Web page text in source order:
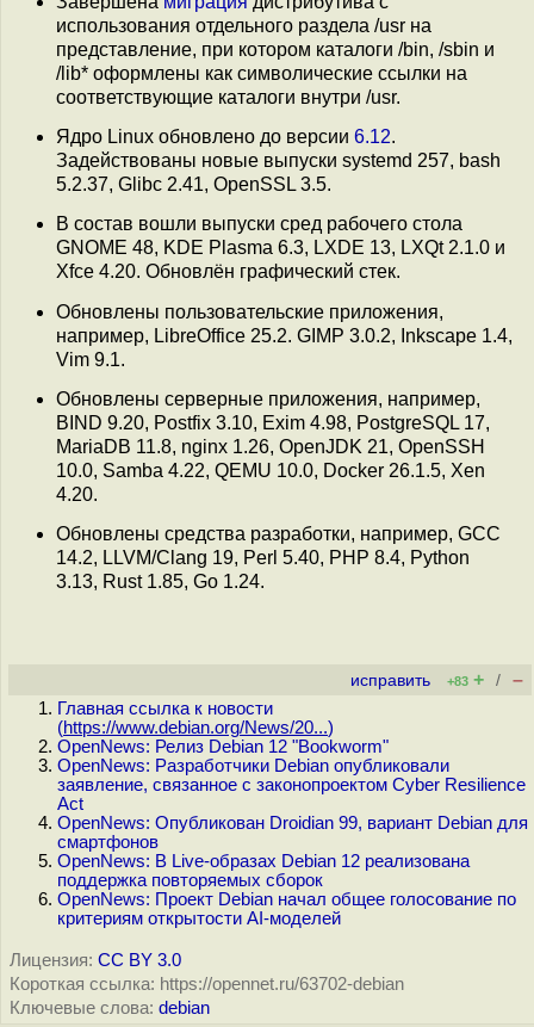
использования отдельного раздела /usr на
представление, при котором каталоги /bin, /sbin и
/lib* оформлены как символические ссылки на
соответствующие каталоги внутри /usr.
Ядро Linux обновлено до версии 6.12.
Задействованы новые выпуски systemd 257, bash
5.2.37, Glibc 2.41, OpenSSL 3.5.
В состав вошли выпуски сред рабочего стола
GNOME 48, KDE Plasma 6.3, LXDE 13, LXQt 2.1.0 и
Xfce 4.20. Обновлён графический стек.
Обновлены пользовательские приложения,
например, LibreOffice 25.2. GIMP 3.0.2, Inkscape 1.4,
Vim 9.1.
Обновлены серверные приложения, например,
BIND 9.20, Postfix 3.10, Exim 4.98, PostgreSQL 17,
MariaDB 11.8, nginx 1.26, OpenJDK 21, OpenSSH
10.0, Samba 4.22, QEMU 10.0, Docker 26.1.5, Xen
4.20.
Обновлены средства разработки, например, GCC
14.2, LLVM/Clang 19, Perl 5.40, PHP 8.4, Python
3.13, Rust 1.85, Go 1.24.
исправить +83 + / –
Главная ссылка к новости
(https://www.debian.org/News/20...)
OpenNews: Релиз Debian 12 "Bookworm"
OpenNews: Разработчики Debian опубликовали
заявление, связанное с законопроектом Cyber Resilience
Act
OpenNews: Опубликован Droidian 99, вариант Debian для
смартфонов
OpenNews: В Live-образах Debian 12 реализована
поддержка повторяемых сборок
OpenNews: Проект Debian начал общее голосование по
критериям открытости AI-моделей
Лицензия: CC BY 3.0
Короткая ссылка: https://opennet.ru/63702-debian
Ключевые слова: debian